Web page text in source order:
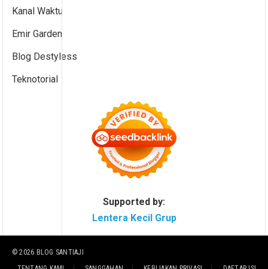
Kanal Waktu
Emir Garden
Blog Destyless
Teknotorial
Supported by:
Lentera Kecil Grup
© 2026 BLOG SANTIAJI